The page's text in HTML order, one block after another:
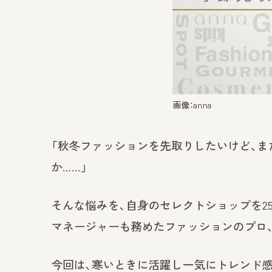
画像：anna
「秋冬ファッションを先取りしたいけど、
か……」
そんな悩みを、自身のセレクトショップを
マネージャーも務めたファッションのプロ
今回は、寒いときに活躍し一気にトレンド